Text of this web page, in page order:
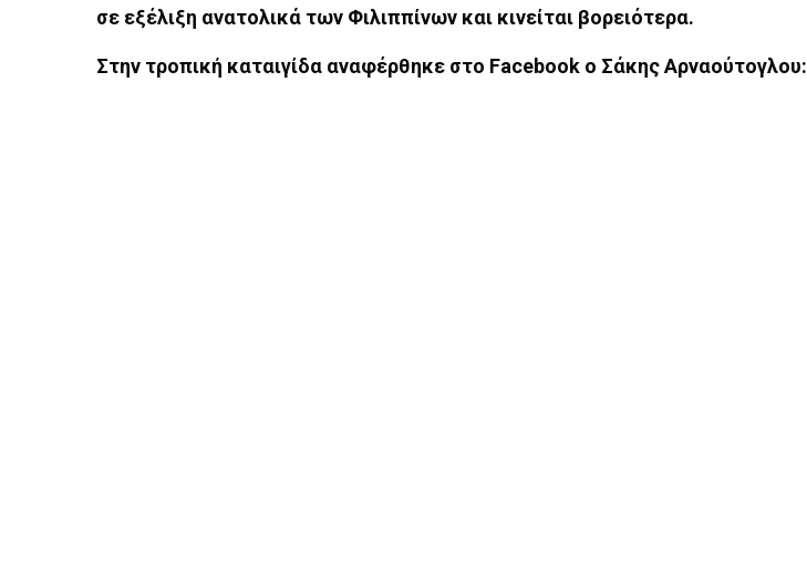
σε εξέλιξη ανατολικά των Φιλιππίνων και κινείται βορειότερα.
Στην τροπική καταιγίδα αναφέρθηκε στο Facebook ο Σάκης Αρναούτογλου: